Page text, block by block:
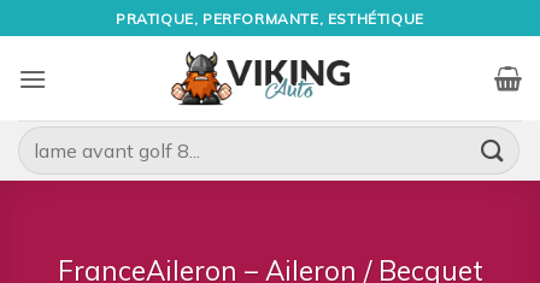
au
contenu
PRATIQUE, PERFORMANTE, ESTHÉTIQUE
Recherche
pour :
FranceAileron – Aileron / Becquet